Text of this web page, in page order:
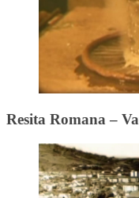
Resita Romana –